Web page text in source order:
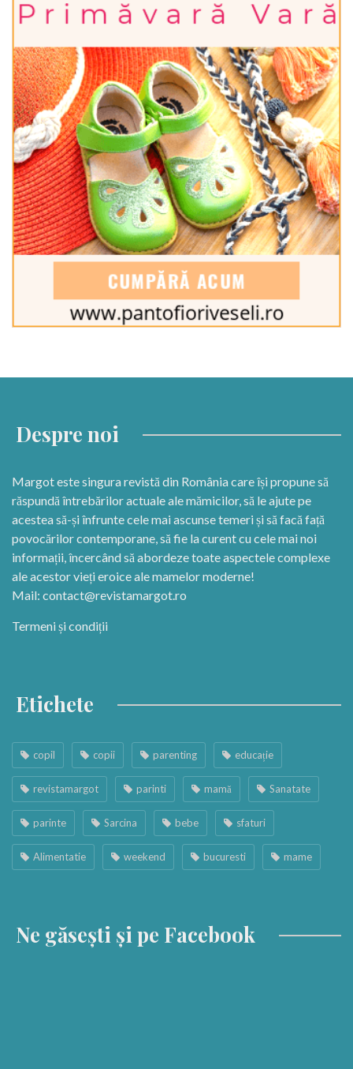
Despre noi
Margot este singura revistă din România care își propune să
răspundă întrebărilor actuale ale mămicilor, să le ajute pe
acestea să-și înfrunte cele mai ascunse temeri și să facă față
povocărilor contemporane, să fie la curent cu cele mai noi
informații, încercând să abordeze toate aspectele complexe
ale acestor vieți eroice ale mamelor moderne!
Mail: contact@revistamargot.ro
Termeni și condiții
Etichete
copil copii parenting educație
revistamargot parinti mamă Sanatate
parinte Sarcina bebe sfaturi
Alimentatie weekend bucuresti mame
Ne găsești și pe Facebook